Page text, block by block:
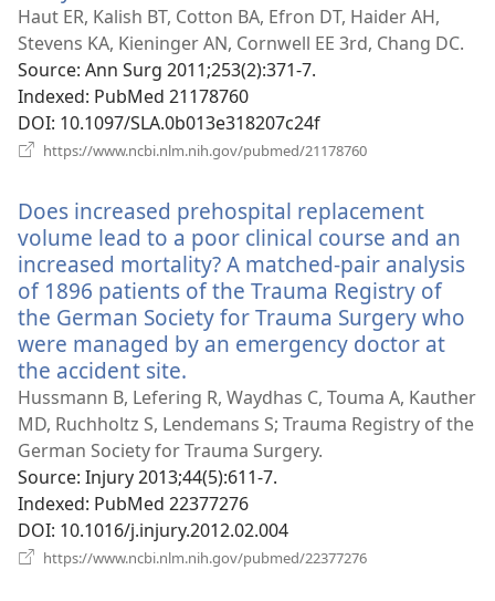
у
новому
вікні)
Haut ER, Kalish BT, Cotton BA, Efron DT, Haider AH,
Stevens KA, Kieninger AN, Cornwell EE 3rd, Chang DC.
Source‎: Ann Surg 2011;253(2):371-7.
Indexed‎: PubMed 21178760
DOI‎: 10.1097/SLA.0b013e318207c24f
https://www.ncbi.nlm.nih.gov/pubmed/21178760
вікні)
Does increased prehospital replacement
volume lead to a poor clinical course and an
increased mortality? A matched-pair analysis
of 1896 patients of the Trauma Registry of
the German Society for Trauma Surgery who
were managed by an emergency doctor at
the accident site.
у
новому
вікні)
Hussmann B, Lefering R, Waydhas C, Touma A, Kauther
MD, Ruchholtz S, Lendemans S; Trauma Registry of the
German Society for Trauma Surgery.
Source‎: Injury 2013;44(5):611-7.
Indexed‎: PubMed 22377276
DOI‎: 10.1016/j.injury.2012.02.004
https://www.ncbi.nlm.nih.gov/pubmed/22377276